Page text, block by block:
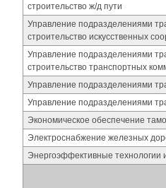
строительство ж/д пути
Управление подразделениями
строительство искусственных
Управление подразделениями
строительство транспортных
Управление подразделениями
Управление подразделениями
Экономическое обеспечение
Электроснабжение железных
Энергоэффективные технологии